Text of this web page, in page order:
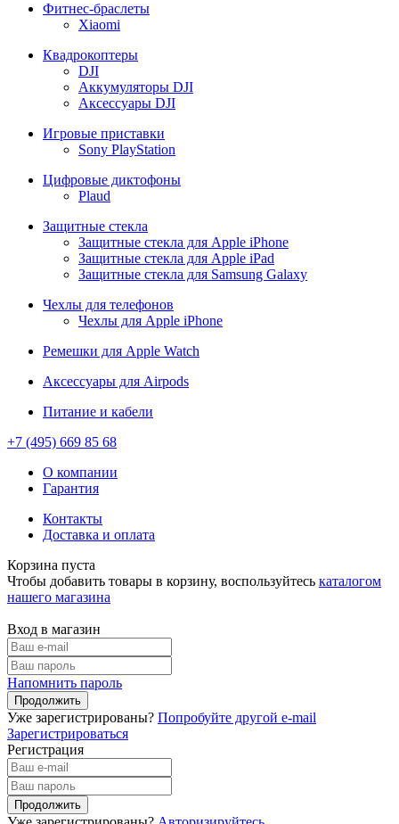
Фитнес-браслеты
Xiaomi
Квадрокоптеры
DJI
Аккумуляторы DJI
Аксессуары DJI
Игровые приставки
Sony PlayStation
Цифровые диктофоны
Plaud
Защитные стекла
Защитные стекла для Apple iPhone
Защитные стекла для Apple iPad
Защитные стекла для Samsung Galaxy
Чехлы для телефонов
Чехлы для Apple iPhone
Ремешки для Apple Watch
Аксессуары для Airpods
Питание и кабели
+7 (495) 669 85 68
О компании
Гарантия
Контакты
Доставка и оплата
Корзина пуста
Чтобы добавить товары в корзину, воспользуйтесь каталогом
нашего магазина
Вход в магазин
Напомнить пароль
Уже зарегистрированы? Попробуйте другой e-mail
Зарегистрироваться
Регистрация